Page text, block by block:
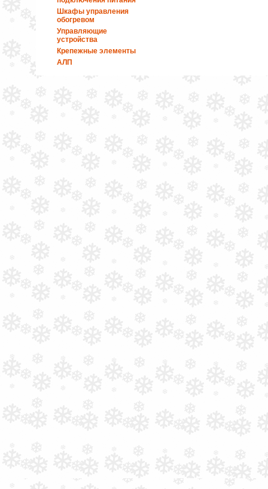
Шкафы управления
обогревом
Управляющие
устройства
Крепежные элементы
АЛП